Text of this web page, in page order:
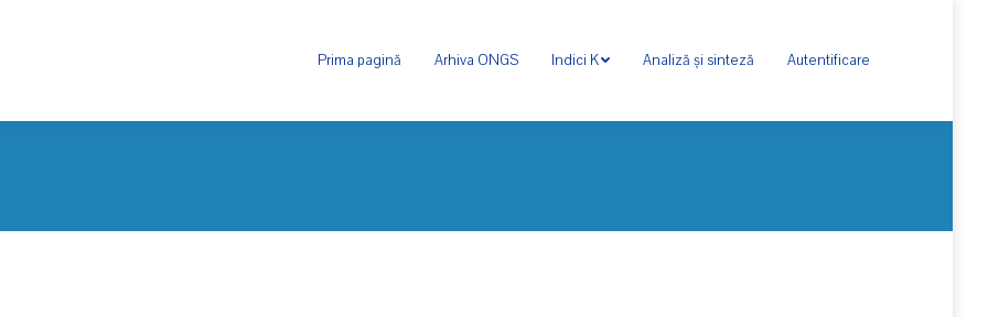
Prima pagină Arhiva ONGS Indici K Analiză și sinteză Autentificare